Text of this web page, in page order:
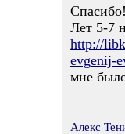
Спасибо!
Лет 5-7
http://
evgenij-
мне
Алекс